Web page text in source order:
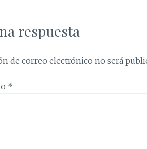
respuesta
de correo electrónico no será
*